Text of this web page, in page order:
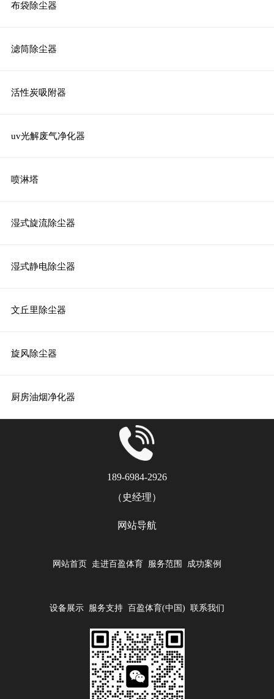
布袋除尘器
滤筒除尘器
活性炭吸附器
uv光解废气净化器
喷淋塔
湿式旋流除尘器
湿式静电除尘器
文丘里除尘器
旋风除尘器
厨房油烟净化器
189-6984-2926
（史经理）
网站导航
网站首页 走进百盈体育 服务范围 成功案例
设备展示 服务支持 百盈体育(中国) 联系我们